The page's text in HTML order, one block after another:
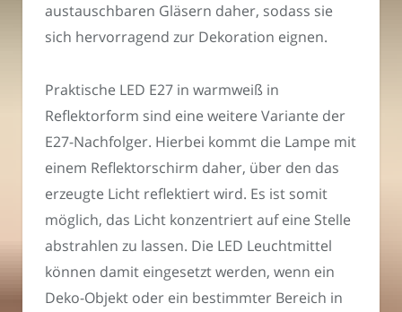
austauschbaren Gläsern daher, sodass sie
sich hervorragend zur Dekoration eignen.
Praktische LED E27 in warmweiß in
Reflektorform sind eine weitere Variante der
E27-Nachfolger. Hierbei kommt die Lampe mit
einem Reflektorschirm daher, über den das
erzeugte Licht reflektiert wird. Es ist somit
möglich, das Licht konzentriert auf eine Stelle
abstrahlen zu lassen. Die LED Leuchtmittel
können damit eingesetzt werden, wenn ein
Deko-Objekt oder ein bestimmter Bereich in